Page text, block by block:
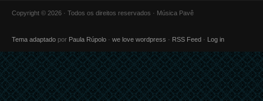
Copyright © 2026 · Todos os direitos reservados · Música Pavê
Tema adaptado por Paula Rúpolo · we love wordpress · RSS Feed · Log in